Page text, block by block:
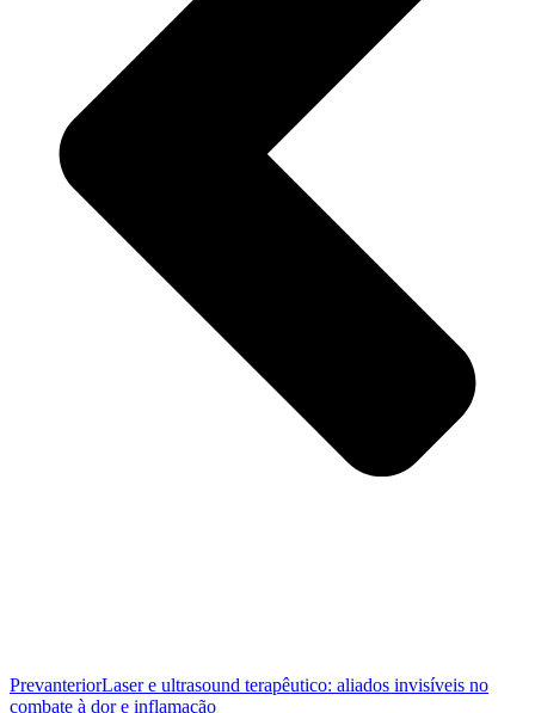
PrevanteriorLaser e ultrasound terapêutico: aliados invisíveis no
combate à dor e inflamação